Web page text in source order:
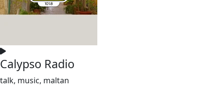
Calypso Radio
talk, music, maltan